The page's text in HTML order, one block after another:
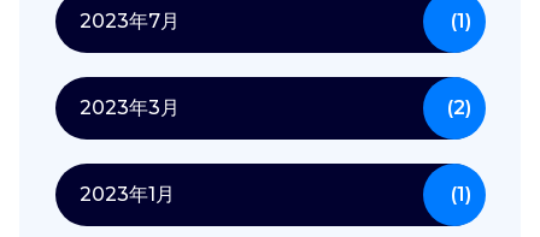
2023年7月 (1)
2023年3月 (2)
2023年1月 (1)